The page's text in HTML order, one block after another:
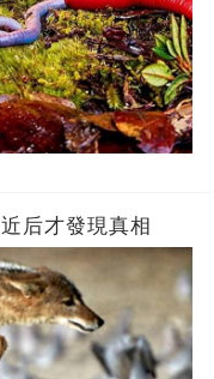
后才發現真相